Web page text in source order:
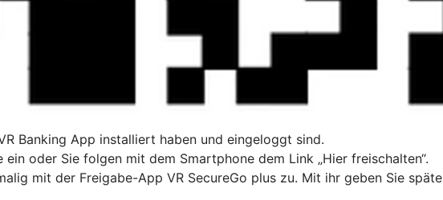
Banking App installiert haben und eingeloggt sind.
oder Sie folgen mit dem Smartphone dem Link „Hier freischalten“.
mit der Freigabe-App VR SecureGo plus zu. Mit ihr geben Sie